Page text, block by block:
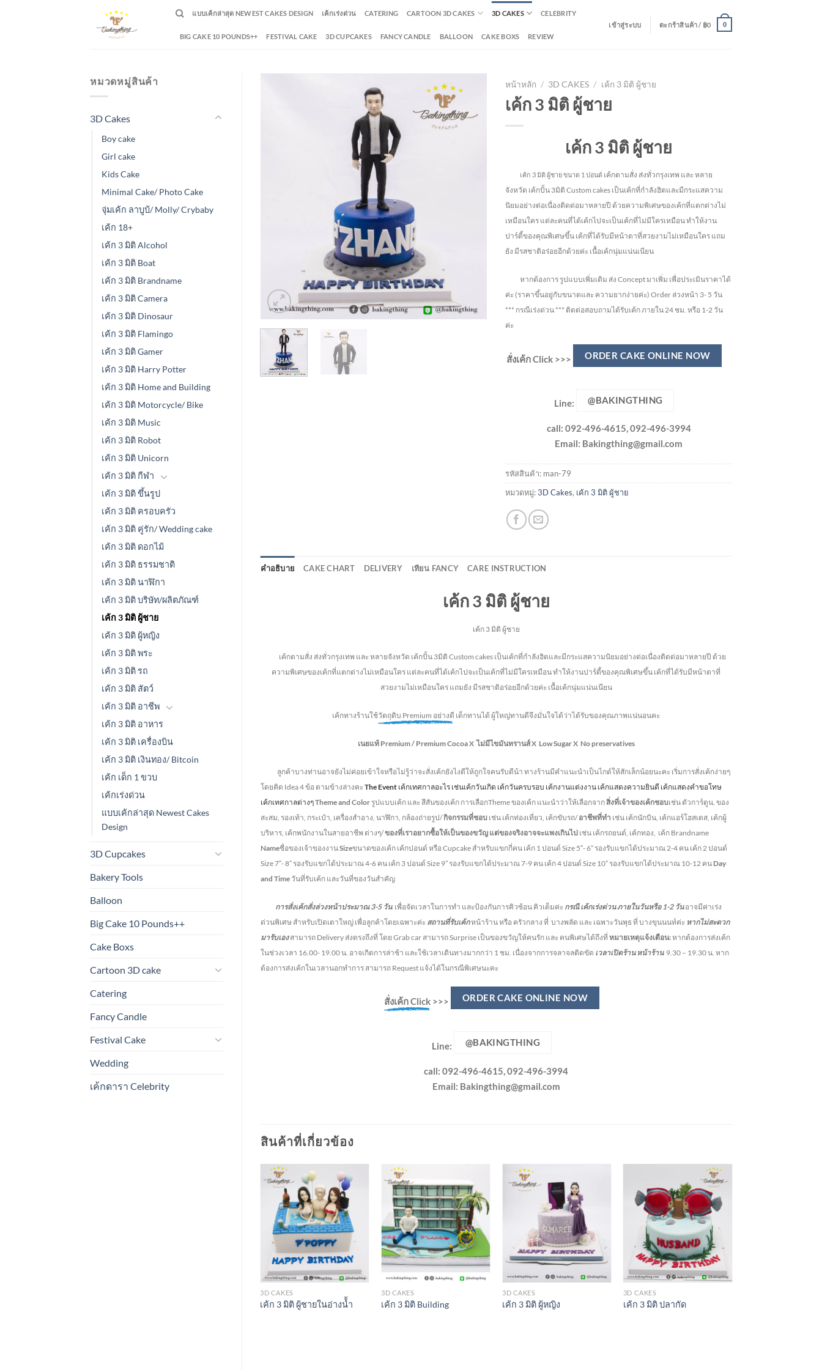
แบบเค้กล่าสุด NEWEST CAKES DESIGN เค้กเร่งด่วน CATERING CARTOON 3D CAKES 3D CAKES CELEBRITY
BIG CAKE 10 POUNDS++ FESTIVAL CAKE 3D CUPCAKES FANCY CANDLE BALLOON CAKE BOXS REVIEW
เข้าสู่ระบบ ตะกร้าสินค้า / ฿0 0
หมวดหมู่สินค้า
3D Cakes
Boy cake
Girl cake
Kids Cake
Minimal Cake/ Photo Cake
จุ่มเค้ก ลาบูบ้/ Molly/ Crybaby
เค้ก 18+
เค้ก 3 มิติ Alcohol
เค้ก 3 มิติ Boat
เค้ก 3 มิติ Brandname
เค้ก 3 มิติ Camera
เค้ก 3 มิติ Dinosaur
เค้ก 3 มิติ Flamingo
เค้ก 3 มิติ Gamer
เค้ก 3 มิติ Harry Potter
เค้ก 3 มิติ Home and Building
เค้ก 3 มิติ Motorcycle/ Bike
เค้ก 3 มิติ Music
เค้ก 3 มิติ Robot
เค้ก 3 มิติ Unicorn
เค้ก 3 มิติ กีฬา
เค้ก 3 มิติ ขึ้นรูป
เค้ก 3 มิติ ครอบครัว
เค้ก 3 มิติ คู่รัก/ Wedding cake
เค้ก 3 มิติ ดอกไม้
เค้ก 3 มิติ ธรรมชาติ
เค้ก 3 มิติ นาฬิกา
เค้ก 3 มิติ บริษัท/ผลิตภัณฑ์
เค้ก 3 มิติ ผู้ชาย
เค้ก 3 มิติ ผู้หญิง
เค้ก 3 มิติ พระ
เค้ก 3 มิติ รถ
เค้ก 3 มิติ สัตว์
เค้ก 3 มิติ อาชีพ
เค้ก 3 มิติ อาหาร
เค้ก 3 มิติ เครื่องบิน
เค้ก 3 มิติ เงินทอง/ Bitcoin
เค้ก เด็ก 1 ขวบ
เค้กเร่งด่วน
แบบเค้กล่าสุด Newest Cakes
Design
3D Cupcakes
Bakery Tools
Balloon
Big Cake 10 Pounds++
Cake Boxs
Cartoon 3D cake
Catering
Fancy Candle
Festival Cake
Wedding
เค้กดารา Celebrity
หน้าหลัก / 3D CAKES / เค้ก 3 มิติ ผู้ชาย
เค้ก 3 มิติ ผู้ชาย
เค้ก 3 มิติ ผู้ชาย
เค้ก 3 มิติ ผู้ชายขนาด 1 ปอนด์ เค้กตามสั่ง ส่งทั่วกรุงเทพ และ หลาย
จังหวัด เค้กปั้น 3มิติ Custom cakes เป็นเค้กที่กำลังฮิตและมีกระแสความ
นิยมอย่างต่อเนื่องติดต่อมาหลายปี ด้วยความพิเศษของเค้กที่แตกต่างไม่
เหมือนใคร แต่ละคนที่ได้เค้กไปจะเป็นเค้กที่ไม่มีใครเหมือน ทำให้งาน
ปาร์ตี้ของคุณพิเศษขึ้น เค้กที่ได้รับมีหน้าตาที่สวยงามไม่เหมือนใคร แถม
ยังมีรสชาติอร่อยอีกด้วยค่ะ เนื้อเค้กนุ่มแน่นเนียน
หากต้องการ รูปแบบเพิ่มเติม ส่ง Concept มาเพิ่ม เพื่อประเมินราคาได้
ค่ะ(ราคาขึ้นอยู่กับขนาดและ ความยากง่ายค่ะ)Order ล่วงหน้า 3- 5 วัน
*** กรณีเร่งด่วน *** ติดต่อสอบถามได้รับเค้ก ภายใน 24 ชม. หรือ 1-2 วัน
ค่ะ
สั่งเค้ก Click >>> ORDER CAKE ONLINE NOW
Line: @BAKINGTHING
call: 092-496-4615, 092-496-3994
Email: Bakingthing@gmail.com
รหัสสินค้า: man-79
หมวดหมู่:3D Cakes, เค้ก 3 มิติ ผู้ชาย
คำอธิบาย CAKE CHART DELIVERY เทียน FANCY CARE INSTRUCTION
เค้ก 3 มิติ ผู้ชาย
เค้ก 3 มิติ ผู้ชาย
เค้กตามสั่ง ส่งทั่วกรุงเทพ และ หลายจังหวัด เค้กปั้น 3มิติ Custom cakes เป็นเค้กที่กำลังฮิตและมีกระแสความนิยมอย่างต่อเนื่องติดต่อมาหลายปี ด้วย
ความพิเศษของเค้กที่แตกต่างไม่เหมือนใคร แต่ละคนที่ได้เค้กไปจะเป็นเค้กที่ไม่มีใครเหมือน ทำให้งานปาร์ตี้ของคุณพิเศษขึ้น เค้กที่ได้รับมีหน้าตาที่
สวยงามไม่เหมือนใคร แถมยัง มีรสชาติอร่อยอีกด้วยค่ะ เนื้อเค้กนุ่มแน่นเนียน
เค้กทางร้านใช้วัตถุดิบ Premium อย่างดี เด็กทานได้ ผู้ใหญ่ทานดีจึงมั่นใจได้ว่าได้รับของคุณภาพแน่นอนคะ
เนยแท้ Premium / Premium CocoaX ไม่มีไขมันทรานส์X Low SugarX No preservatives
ลูกค้าบางท่านอาจยังไม่ค่อยเข้าใจหรือไม่รู้ว่าจะสั่งเค้กยังไงดีให้ถูกใจคนรับดีน้า ทางร้านมีคำแนะนำเป็นไกด์ให้สักเล็กน้อยนะคะ เริ่มการสั่งเค้กง่ายๆ
โดยคิด Idea 4 ข้อ ตามข้างล่างคะ The Event เค้กเทศกาลอะไร เช่นเค้กวันเกิด เค้กวันครบรอบ เค้กงานแต่งงาน เค้กแสดงความยินดี เค้กแสดงคำขอโทษ
เค้กเทศกาลต่างๆTheme and Color รูปแบบเค้ก และ สีสันของเค้ก การเลือกTheme ของเค้ก แนะนำว่าให้เลือกจากสิ่งที่เจ้าของเค้กชอบเช่น ตัวการ์ตูน, ของ
สะสม, รองเท้า, กระเป๋า, เครื่องสำอาง, นาฬิกา, กล้องถ่ายรูป/กิจกรรมที่ชอบ เช่น เค้กท่องเที่ยว, เค้กขับรถ/อาชีพที่ทำ เช่น เค้กนักบิน, เค้กแอร์โฮสเตส, เค้กผู้
บริหาร, เค้กพนักงานในสายอาชีพ ต่างๆ/ของที่เราอยากซื้อให้เป็นของขวัญ แต่ของจริงอาจจะแพงเกินไปเช่น เค้กรถยนต์, เค้กทอง, เค้ก Brandname
Nameชื่อของเจ้าของงานSizeขนาดของเค้ก เค้กปอนด์ หรือ Cupcake สำหรับแขกกี่คน เค้ก 1 ปอนด์ Size 5″- 6” รองรับแขกได้ประมาณ 2-4 คน เค้ก 2 ปอนด์
Size 7″- 8” รองรับแขกได้ประมาณ 4-6 คน เค้ก 3 ปอนด์ Size 9” รองรับแขกได้ประมาณ 7-9 คน เค้ก 4 ปอนด์ Size 10” รองรับแขกได้ประมาณ 10-12 คน Day
and Time วันที่รับเค้ก และวันที่ของวันสำคัญ
การสั่งเค้กสั่งล่วงหน้าประมาณ3-5 วัน เพื่อจัดเวลาในการทำ และป้องกันการคิวซ้อน คิวเต็มค่ะ กรณี เค้กเร่งด่วนภายในวันหรือ 1-2 วัน อาจมีค่าเร่ง
ด่วนพิเศษ สำหรับเปิดเตาใหญ่ เพื่อลูกค้าโดยเฉพาะค่ะ สถานที่รับเค้กหน้าร้าน หรือ ครัวกลาง ที่ บางพลัด และ เฉพาะวันพุธ ที่ บางขุนนนท์ค่ะ หากไม่สะดวก
มารับเองสามารถ Delivery ส่งตรงถึงที่ โดย Grab car สามารถ Surprise เป็นของขวัญให้คนรัก และ คนพิเศษได้ถึงที่ หมายเหตุแจ้งเตือน:หากต้องการส่งเค้ก
ในช่วงเวลา 16.00- 19.00 น. อาจเกิดการล่าช้า และใช้เวลาเดินทางมากกว่า 1 ชม. เนื่องจากการจลาจลติดขัด เวลาเปิดร้าน หน้าร้าน 9.30 – 19.30 น. หาก
ต้องการส่งเค้กในเวลานอกทำการ สามารถ Request แจ้งได้ในกรณีพิเศษนะคะ
สั่งเค้ก Click >>> ORDER CAKE ONLINE NOW
Line: @BAKINGTHING
call: 092-496-4615, 092-496-3994
Email: Bakingthing@gmail.com
สินค้าที่เกี่ยวข้อง
3D CAKES
เค้ก 3 มิติ ผู้ชายในอ่างน้้ำ
3D CAKES
เค้ก 3 มิติ Building
3D CAKES
เค้ก 3 มิติ ผู้หญิง
3D CAKES
เค้ก 3 มิติ ปลากัด